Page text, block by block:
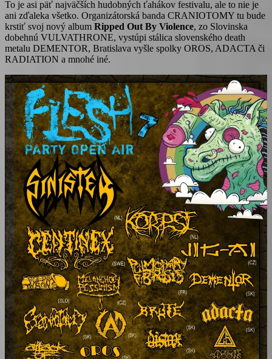
To je asi päť najväčších hudobných ťahákov festivalu, ale to nie je
ani zďaleka všetko. Organizátorská banda CRANIOTOMY tu bude
krstiť svoj nový album Ripped Out By Violence, zo Slovinska
dobehnú VULVATHRONE, vystúpi stálica slovenského death
metalu DEMENTOR, Bratislava vyšle spolky OROS, ADACTA či
RADIATION a mnohé iné.